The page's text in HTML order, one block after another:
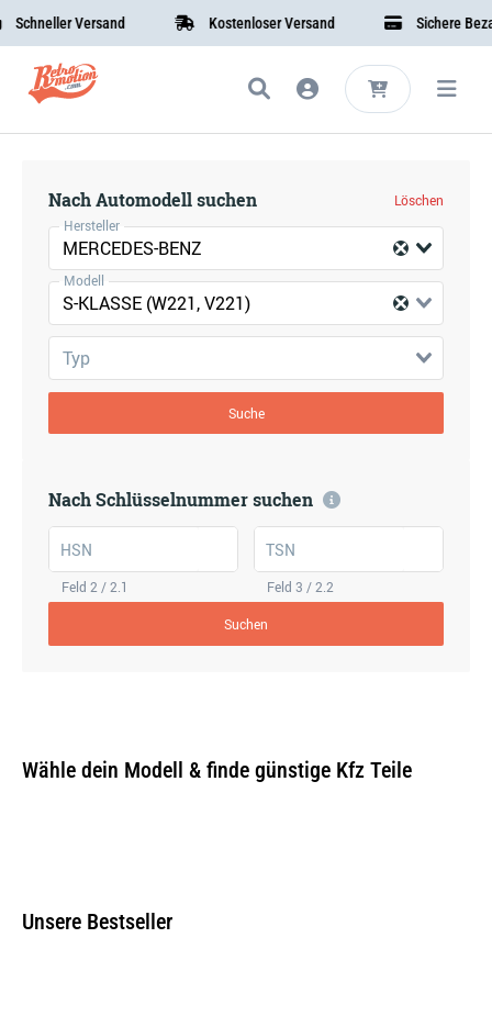
Versand Kostenloser Versand Sichere
Nach Automodell suchen
Löschen
Hersteller
MERCEDES-BENZ
Modell
S-KLASSE (W221, V221)
Typ
Suche
Nach Schlüsselnummer suchen
HSN
Feld 2 / 2.1
TSN
Feld 3 / 2.2
Suchen
Wähle dein Modell & finde günstige Kfz Teile
Unsere Bestseller